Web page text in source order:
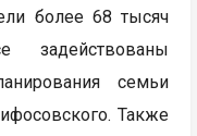
более 68 тысяч
задействованы
семьи
Также